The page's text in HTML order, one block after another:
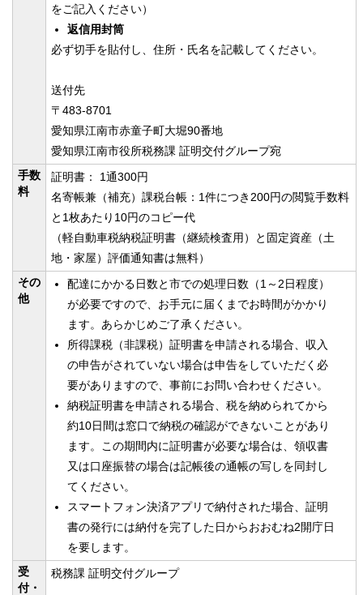
をご記入ください）
返信用封筒
必ず切手を貼付し、住所・氏名を記載してください。
送付先
〒483-8701
愛知県江南市赤童子町大堀90番地
愛知県江南市役所税務課 証明交付グループ宛
手数
料
証明書： 1通300円
名寄帳兼（補充）課税台帳：1件につき200円の閲覧手数料
と1枚あたり10円のコピー代
（軽自動車税納税証明書（継続検査用）と固定資産（土
地・家屋）評価通知書は無料）
その
他
配達にかかる日数と市での処理日数（1～2日程度）
が必要ですので、お手元に届くまでお時間がかかり
ます。あらかじめご了承ください。
所得課税（非課税）証明書を申請される場合、収入
の申告がされていない場合は申告をしていただく必
要がありますので、事前にお問い合わせください。
納税証明書を申請される場合、税を納められてから
約10日間は窓口で納税の確認ができないことがあり
ます。この期間内に証明書が必要な場合は、領収書
又は口座振替の場合は記帳後の通帳の写しを同封し
てください。
スマートフォン決済アプリで納付された場合、証明
書の発行には納付を完了した日からおおむね2開庁日
を要します。
受
付・
税務課 証明交付グループ